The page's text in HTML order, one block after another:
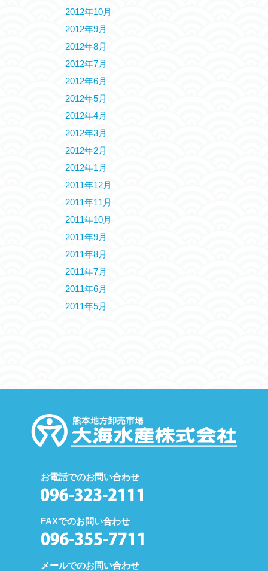
2012年10月
2012年9月
2012年8月
2012年7月
2012年6月
2012年5月
2012年4月
2012年3月
2012年2月
2012年1月
2011年12月
2011年11月
2011年10月
2011年9月
2011年8月
2011年7月
2011年6月
2011年5月
お電話でのお問い合わせ
FAXでのお問い合わせ
メールでのお問い合わせ